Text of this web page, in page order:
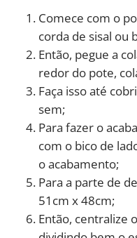
Comece com o
corda de sisal ou
Então, pegue a
redor do pote,
Faça isso até
sem;
Para fazer o
com o bico de
o acabamento;
Para a parte de
51cm x 48cm;
Então, centralize